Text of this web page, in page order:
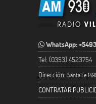
WhatsApp:
Tel: (0353) 4523754
Dirección: Santa Fe
CONTRATAR